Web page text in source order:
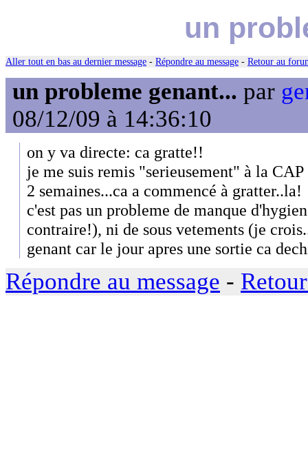
un
Aller tout en bas au dernier message - Répondre au message - Retour au
un probleme genant... par
08/12/09 à 14:36:10
on y va directe: ca gratte!!
je me suis remis "serieusement" à la
2 semaines...ca a commencé à gratter..la!
c'est pas un probleme de manque
contraire!), ni de sous vetements (je
genant car le jour apres une sortie ca
Répondre au message -